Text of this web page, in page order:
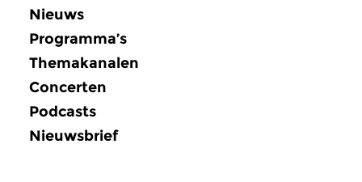
Nieuws
Programma’s
Themakanalen
Concerten
Podcasts
Nieuwsbrief